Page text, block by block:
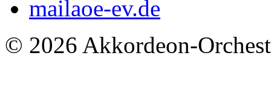
mailaoe-ev.de
© 2026 Akkordeon-